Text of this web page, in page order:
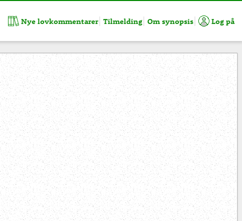
Nye lovkommentarer Tilmelding Om synopsis Log på